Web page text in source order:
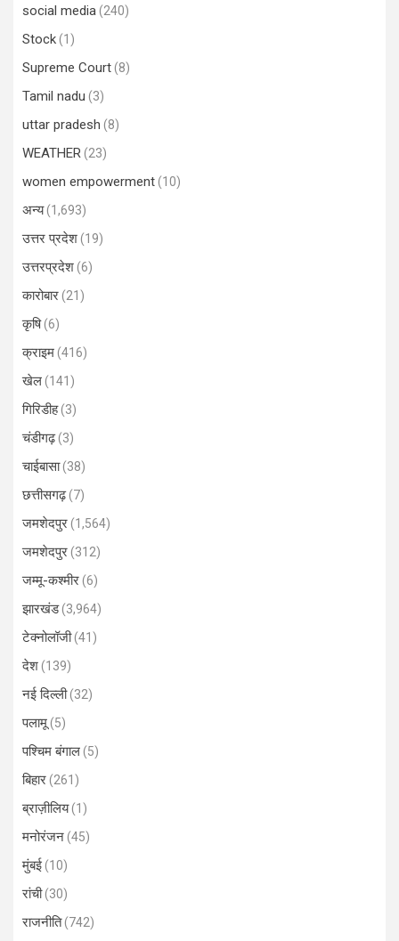
social media (240)
Stock(1)
Supreme Court(8)
Tamil nadu (3)
uttar pradesh (8)
WEATHER (23)
women empowerment(10)
अन्य(1,693)
उत्तर प्रदेश(19)
उत्तरप्रदेश(6)
कारोबार(21)
कृषि(6)
क्राइम(416)
खेल(141)
गिरिडीह(3)
चंडीगढ़(3)
चाईबासा(38)
छत्तीसगढ़(7)
जमशेदपुर(1,564)
जमशेदपुर(312)
जम्मू-कश्मीर(6)
झारखंड(3,964)
टेक्नोलॉजी(41)
देश(139)
नई दिल्ली(32)
पलामू(5)
पश्चिम बंगाल(5)
बिहार(261)
ब्राज़ीलिय(1)
मनोरंजन(45)
मुंबई(10)
रांची(30)
राजनीति(742)